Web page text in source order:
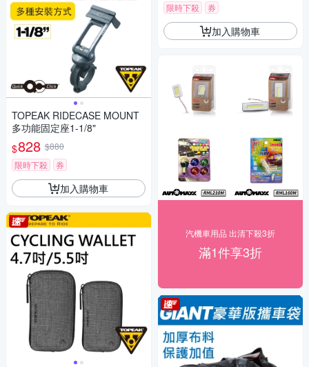
TOPEAK RIDECASE MOUNT
多功能固定座1-1/8"
$828 $880
限時下殺
券
加入購物車
限時下殺
券
加入購物車
汽機車用品 出清下殺3折
滿1件享3折